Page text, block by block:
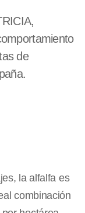
de
la alfalfa es
combinación